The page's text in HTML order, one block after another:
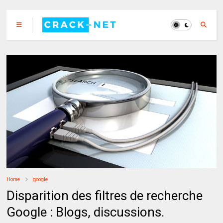
Home google
Disparition des filtres de recherche
Google : Blogs, discussions.